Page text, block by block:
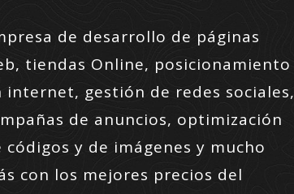
de desarrollo de páginas
tiendas Online, posicionamiento
internet, gestión de redes sociales,
de anuncios, optimización
códigos y de imágenes y mucho
con los mejores precios del